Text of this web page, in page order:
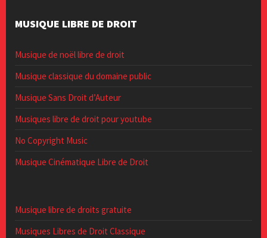
MUSIQUE LIBRE DE DROIT
Musique de noël libre de droit
Musique classique du domaine public
Musique Sans Droit d’Auteur
Musiques libre de droit pour youtube
No Copyright Music
Musique Cinématique Libre de Droit
Musique libre de droits gratuite
Musiques Libres de Droit Classique